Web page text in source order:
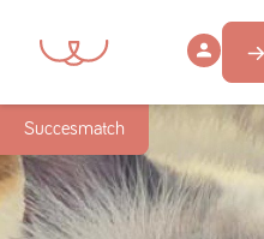
Succesmatch